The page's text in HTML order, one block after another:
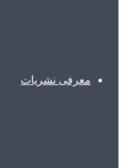
معرفی نشریات